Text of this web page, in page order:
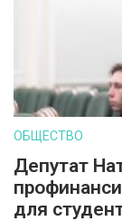
ОБЩЕСТВО
Депутат
для